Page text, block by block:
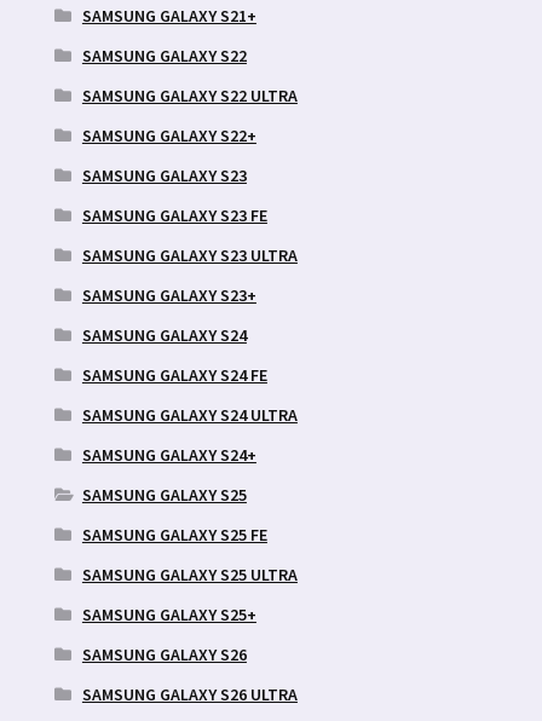
SAMSUNG GALAXY S21+
SAMSUNG GALAXY S22
SAMSUNG GALAXY S22 ULTRA
SAMSUNG GALAXY S22+
SAMSUNG GALAXY S23
SAMSUNG GALAXY S23 FE
SAMSUNG GALAXY S23 ULTRA
SAMSUNG GALAXY S23+
SAMSUNG GALAXY S24
SAMSUNG GALAXY S24 FE
SAMSUNG GALAXY S24 ULTRA
SAMSUNG GALAXY S24+
SAMSUNG GALAXY S25
SAMSUNG GALAXY S25 FE
SAMSUNG GALAXY S25 ULTRA
SAMSUNG GALAXY S25+
SAMSUNG GALAXY S26
SAMSUNG GALAXY S26 ULTRA